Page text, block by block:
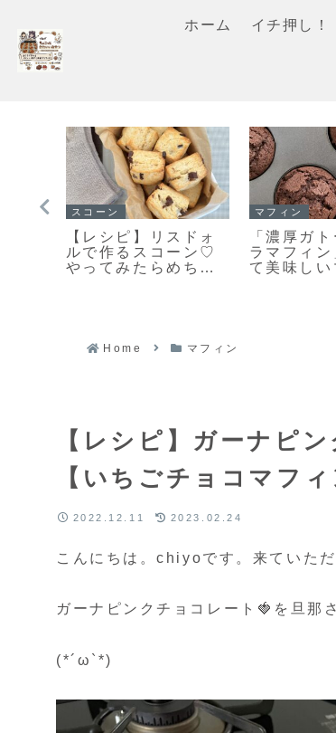
ホーム イチ押し！
スコーン
「基本のスコーン」
生クリームを使った
さっくりふわっとな
イチ押し！！
「栗のマ
るで栗のバ
キ🌰しっと
Home マフィン
【レシピ】ガーナピ
【いちごチョコマフィ
2022.12.11 2023.02.24
こんにちは。chiyoです。来ていた
ガーナピンクチョコレート🍓を旦那
(*´ω`*)